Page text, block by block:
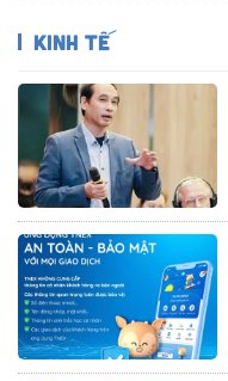
KINH TẾ